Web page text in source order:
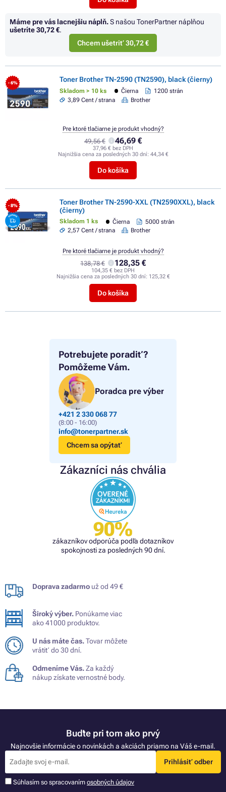
Potrebujete poradiť?
Pomôžeme Vám.
Poradca pre výber
+421 2 330 068 77
(8:00 - 16:00)
info@tonerpartner.sk
Chcem sa opýtať
Zákazníci nás chvália
90%
zákazníkov odporúča podľa dotazníkov
spokojnosti za posledných 90 dní.
Máme pre vás lacnejšiu náplň.S našou TonerPartner náplňou
ušetríte30,72 €.
Chcem ušetriť 30,72 €
- 6% Toner Brother TN-2590 (TN2590), black (čierny)
Skladom > 10 ks Čierna
1200 strán
3,89 Cent / strana
Brother
49,56 € 46,69 €
37,96 € bez DPH
Najnižšia cena za posledných 30 dní: 44,34 €
Do košíka
Pre ktoré tlačiarne je produkt vhodný?
- 8%
Toner Brother TN-2590-XXL (TN2590XXL), black
(čierny)
Skladom 1 ks Čierna
5000 strán
2,57 Cent / strana
Brother
138,78 € 128,35 €
104,35 € bez DPH
Najnižšia cena za posledných 30 dní: 125,32 €
Do košíka
Pre ktoré tlačiarne je produkt vhodný?
Doprava zadarmo už od 49 €
Široký výber. Ponúkame viac
ako 41000 produktov.
U nás máte čas.Tovar môžete
vrátiť do 30 dní.
Odmeníme Vás.Za každý
nákup získate vernostné body.
Buďte pri tom ako prvý
Najnovšie informácie o novinkách a akciách priamo na Váš e-mail.
Prihlásiť odber
Súhlasím so spracovaním osobných údajov